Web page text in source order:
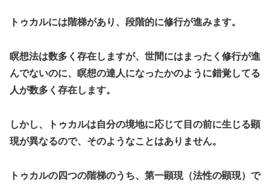
トゥカルには階梯があり、段階的に修行が進みます。
瞑想法は数多く存在しますが、世間にはまったく修行が進
んでないのに、瞑想の達人になったかのように錯覚してる
人が数多く存在します。
しかし、トゥカルは自分の境地に応じて目の前に生じる顕
現が異なるので、そのようなことはありません。
トゥカルの四つの階梯のうち、第一顕現（法性の顕現）で